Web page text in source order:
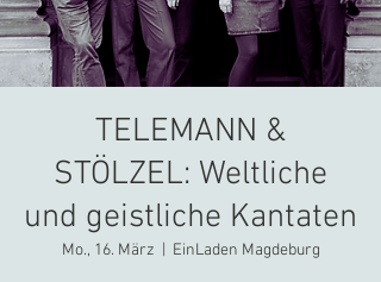
TELEMANN &
STÖLZEL: Weltliche
und geistliche Kantaten
Mo., 16. März EinLaden Magdeburg